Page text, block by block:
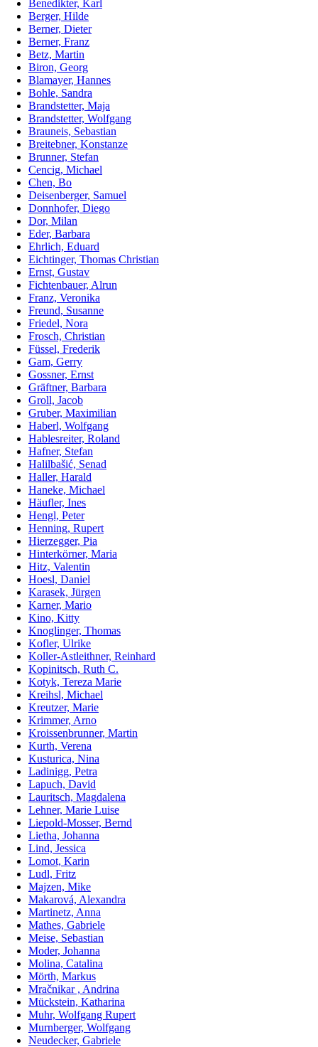
Benedikter, Karl
Berger, Hilde
Berner, Dieter
Berner, Franz
Betz, Martin
Biron, Georg
Blamayer, Hannes
Bohle, Sandra
Brandstetter, Maja
Brandstetter, Wolfgang
Brauneis, Sebastian
Breitebner, Konstanze
Brunner, Stefan
Cencig, Michael
Chen, Bo
Deisenberger, Samuel
Donnhofer, Diego
Dor, Milan
Eder, Barbara
Ehrlich, Eduard
Eichtinger, Thomas Christian
Ernst, Gustav
Fichtenbauer, Alrun
Franz, Veronika
Freund, Susanne
Friedel, Nora
Frosch, Christian
Füssel, Frederik
Gam, Gerry
Gossner, Ernst
Gräftner, Barbara
Groll, Jacob
Gruber, Maximilian
Haberl, Wolfgang
Hablesreiter, Roland
Hafner, Stefan
Halilbašić, Senad
Haller, Harald
Haneke, Michael
Häufler, Ines
Hengl, Peter
Henning, Rupert
Hierzegger, Pia
Hinterkörner, Maria
Hitz, Valentin
Hoesl, Daniel
Karasek, Jürgen
Karner, Mario
Kino, Kitty
Knoglinger, Thomas
Kofler, Ulrike
Koller-Astleithner, Reinhard
Kopinitsch, Ruth C.
Kotyk, Tereza Marie
Kreihsl, Michael
Kreutzer, Marie
Krimmer, Arno
Kroissenbrunner, Martin
Kurth, Verena
Kusturica, Nina
Ladinigg, Petra
Lapuch, David
Lauritsch, Magdalena
Lehner, Marie Luise
Liepold-Mosser, Bernd
Lietha, Johanna
Lind, Jessica
Lomot, Karin
Ludl, Fritz
Majzen, Mike
Makarová, Alexandra
Martinetz, Anna
Mathes, Gabriele
Meise, Sebastian
Moder, Johanna
Molina, Catalina
Mörth, Markus
Mračnikar , Andrina
Mückstein, Katharina
Muhr, Wolfgang Rupert
Murnberger, Wolfgang
Neudecker, Gabriele